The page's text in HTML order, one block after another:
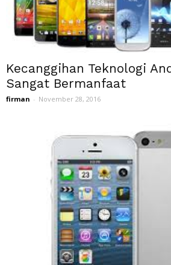
Kecanggihan Teknologi
Sangat Bermanfaat
firman - November 28, 2016